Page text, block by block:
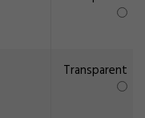
Transparent